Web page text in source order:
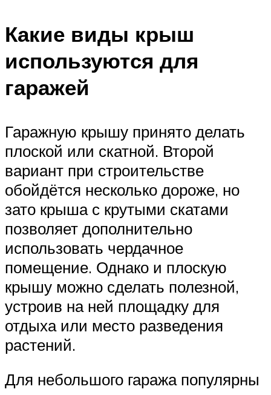
Какие виды крыш
используются для
гаражей
Гаражную крышу принято делать
плоской или скатной. Второй
вариант при строительстве
обойдётся несколько дороже, но
зато крыша с крутыми скатами
позволяет дополнительно
использовать чердачное
помещение. Однако и плоскую
крышу можно сделать полезной,
устроив на ней площадку для
отдыха или место разведения
растений.
Для небольшого гаража популярны